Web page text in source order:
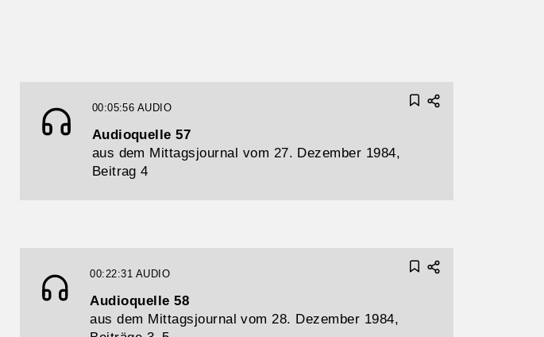
00:05:56 AUDIO
Audioquelle 57
aus dem Mittagsjournal vom 27. Dezember 1984,
Beitrag 4
00:22:31 AUDIO
Audioquelle 58
aus dem Mittagsjournal vom 28. Dezember 1984,